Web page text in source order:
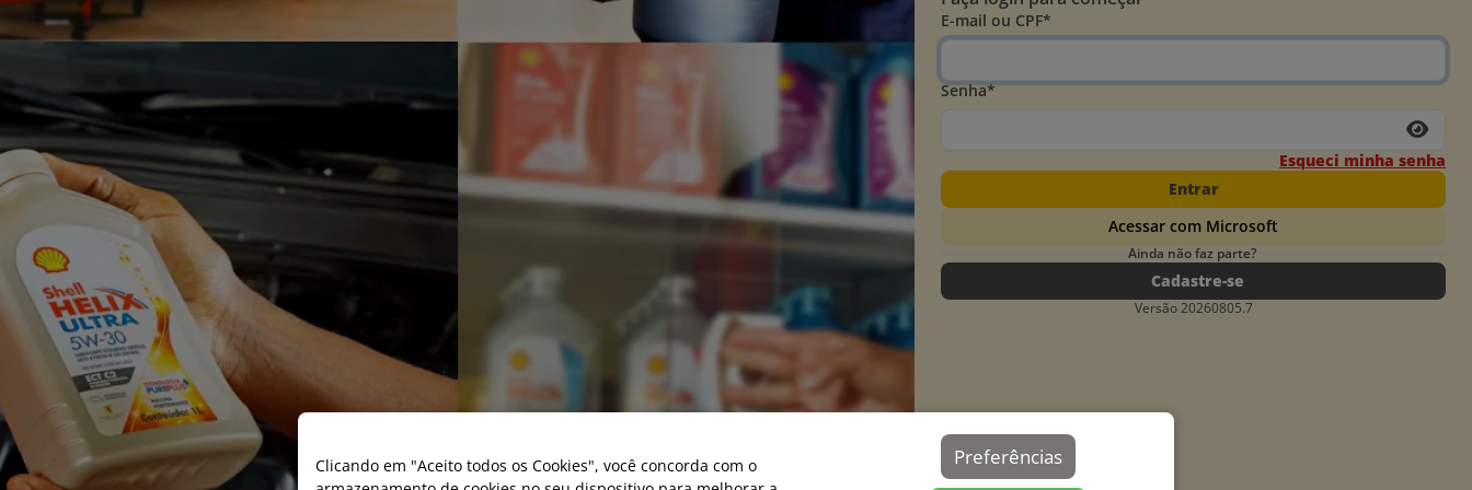
Clicando em "Aceito todos os Cookies", você concorda com o
Preferências
E-mail ou CPF*
Senha*
Esqueci minha senha
Entrar
Acessar com Microsoft
Ainda não faz parte?
Cadastre-se
Versão 20260805.7